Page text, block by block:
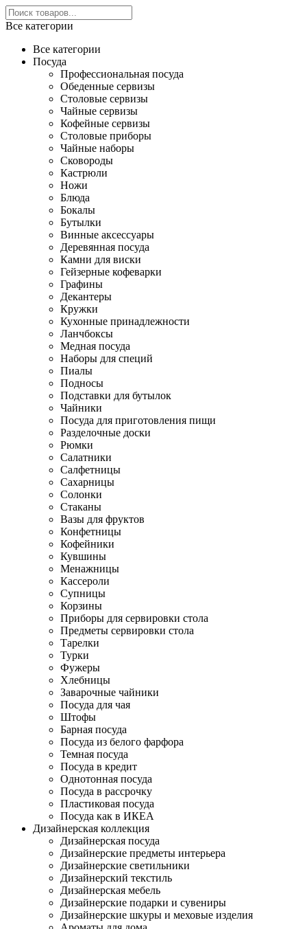
Все категории
Все категории
Посуда
Профессиональная посуда
Обеденные сервизы
Столовые сервизы
Чайные сервизы
Кофейные сервизы
Столовые приборы
Чайные наборы
Сковороды
Кастрюли
Ножи
Блюда
Бокалы
Бутылки
Винные аксессуары
Деревянная посуда
Камни для виски
Гейзерные кофеварки
Графины
Декантеры
Кружки
Кухонные принадлежности
Ланчбоксы
Медная посуда
Наборы для специй
Пиалы
Подносы
Подставки для бутылок
Чайники
Посуда для приготовления пищи
Разделочные доски
Рюмки
Салатники
Салфетницы
Сахарницы
Солонки
Стаканы
Вазы для фруктов
Конфетницы
Кофейники
Кувшины
Менажницы
Кассероли
Супницы
Корзины
Приборы для сервировки стола
Предметы сервировки стола
Тарелки
Турки
Фужеры
Хлебницы
Заварочные чайники
Посуда для чая
Штофы
Барная посуда
Посуда из белого фарфора
Темная посуда
Посуда в кредит
Однотонная посуда
Посуда в рассрочку
Пластиковая посуда
Посуда как в ИКЕА
Дизайнерская коллекция
Дизайнерская посуда
Дизайнерские предметы интерьера
Дизайнерские светильники
Дизайнерский текстиль
Дизайнерская мебель
Дизайнерские подарки и сувениры
Дизайнерские шкуры и меховые изделия